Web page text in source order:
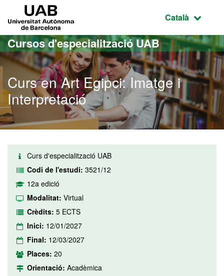
Ves al contingut principal
Ves a la navegació de la pàgina
Idioma
Català
Cursos d'especialització UAB
Curs en Art Egipci: Imatge i
Interpretació
Curs d'especialització UAB
Codi de l'estudi: 3521/12
12a edició
Modalitat: Virtual
Crèdits: 5 ECTS
Inici: 12/01/2027
Final: 12/03/2027
Places: 20
Orientació: Acadèmica